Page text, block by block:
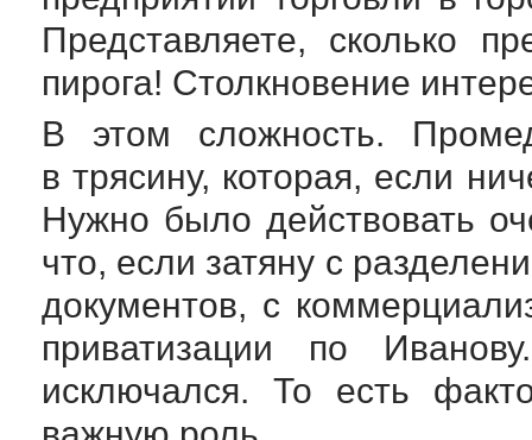
Представляете, сколько
пирога! Столкновение
В этом сложность.
в трясину, которая, если
Нужно было действовать
что, если затяну с
документов, с
приватизации по
исключался. То есть